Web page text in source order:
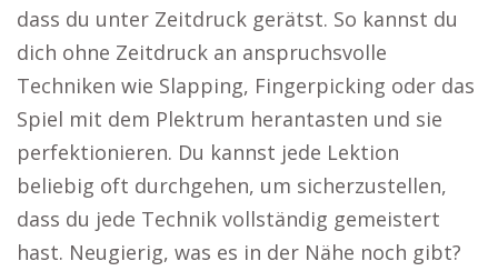
dass du unter Zeitdruck gerätst. So kannst du
dich ohne Zeitdruck an anspruchsvolle
Techniken wie Slapping, Fingerpicking oder das
Spiel mit dem Plektrum herantasten und sie
perfektionieren. Du kannst jede Lektion
beliebig oft durchgehen, um sicherzustellen,
dass du jede Technik vollständig gemeistert
hast. Neugierig, was es in der Nähe noch gibt?